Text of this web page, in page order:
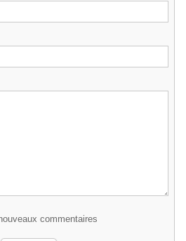
commentaires